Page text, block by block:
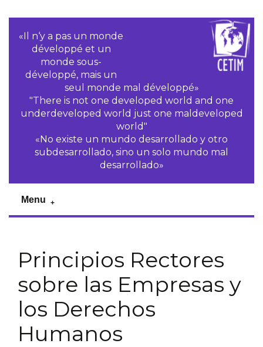
«Il n‘y a pas un monde
développé et un
monde sous-
développé, mais un
seul monde mal développé»
"There is not one developed world and one
underdeveloped world just one maldeveloped
world"
«No existe un mundo desarrollado y otro
subdesarrollado, sino un solo mundo mal
desarrollado»
Menu
Principios Rectores
sobre las Empresas y
los Derechos
Humanos